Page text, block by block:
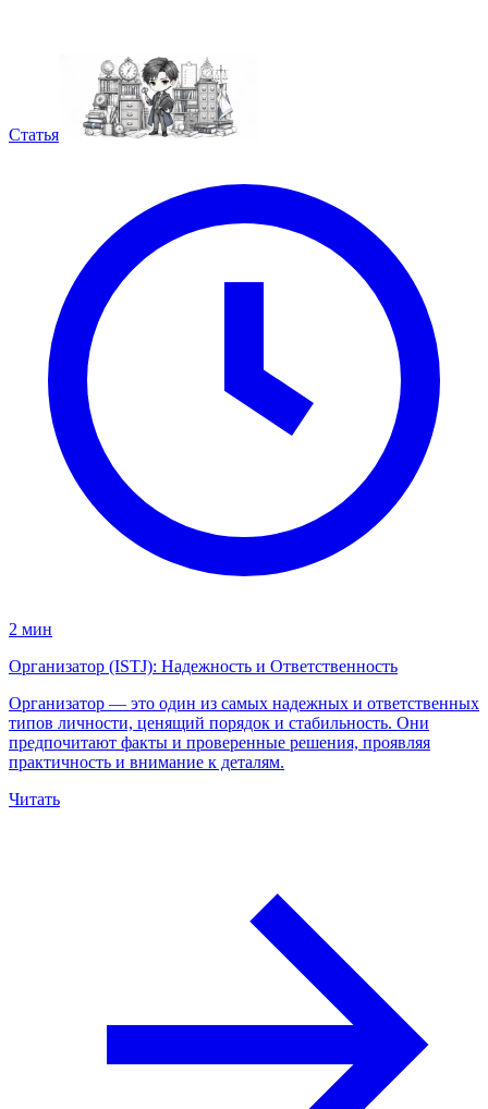
Статья
2 мин
Организатор (ISTJ): Надежность и Ответственность
Организатор — это один из самых надежных и ответственных
типов личности, ценящий порядок и стабильность. Они
предпочитают факты и проверенные решения, проявляя
практичность и внимание к деталям.
Читать